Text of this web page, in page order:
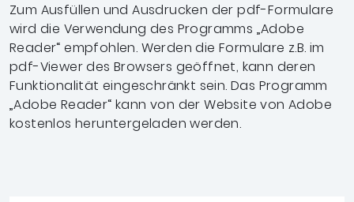
Zum Ausfüllen und Ausdrucken der pdf-Formulare
wird die Verwendung des Programms „Adobe
Reader“ empfohlen. Werden die Formulare z.B. im
pdf-Viewer des Browsers geöffnet, kann deren
Funktionalität eingeschränkt sein. Das Programm
„Adobe Reader“ kann von der Website von Adobe
kostenlos heruntergeladen werden.